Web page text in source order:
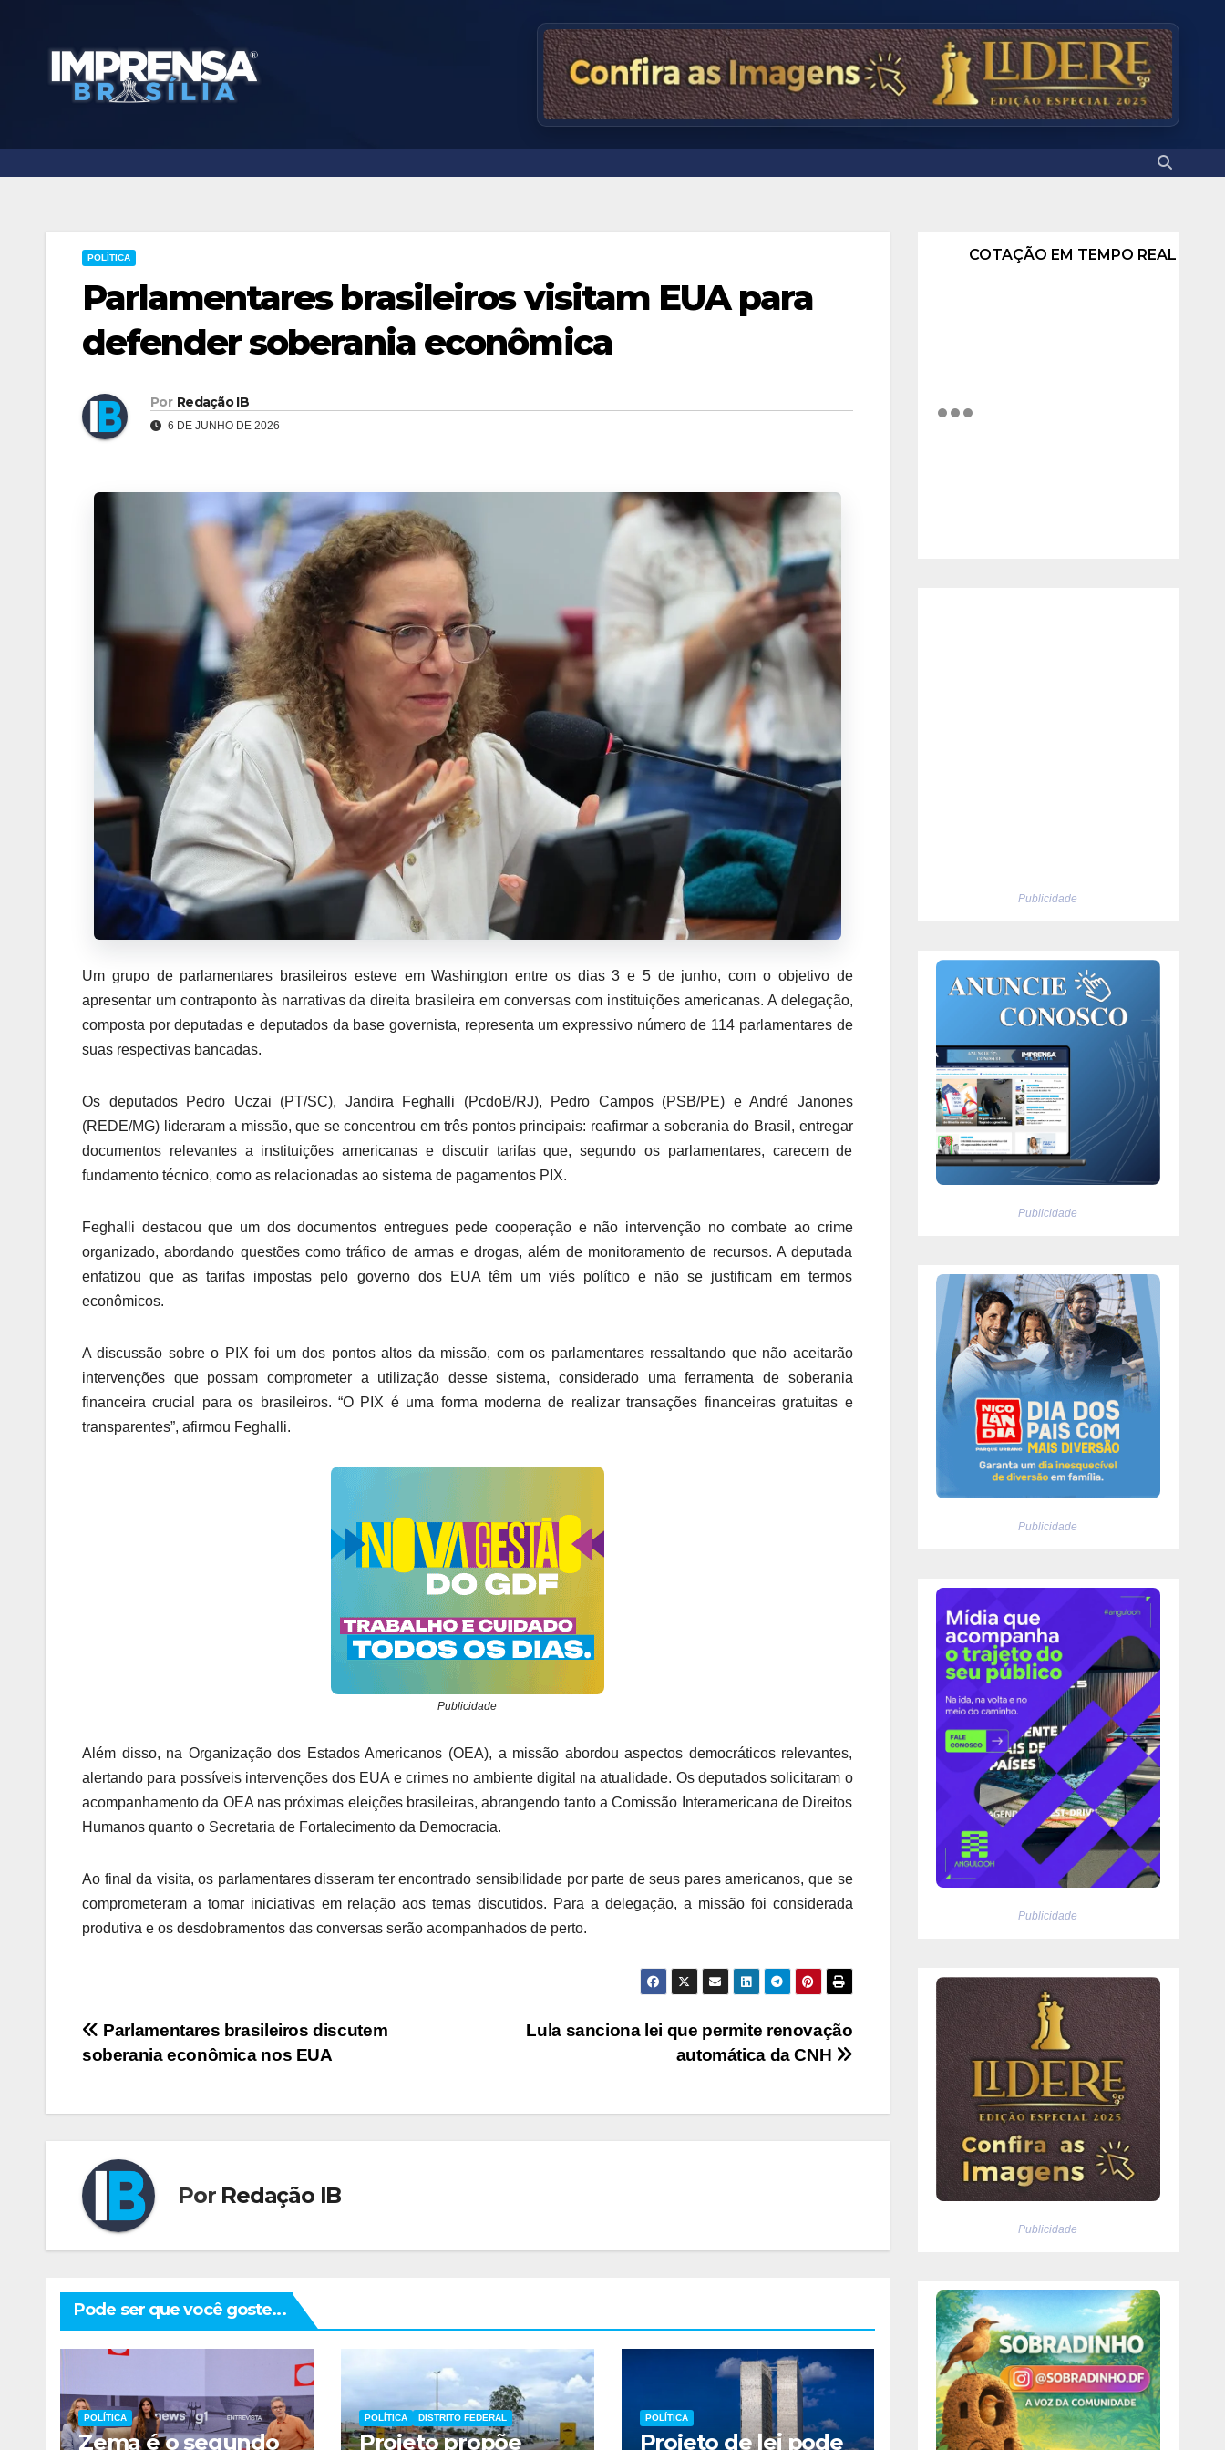
POLÍTICA
Parlamentares brasileiros visitam EUA para
defender soberania econômica
Por Redação IB
6 DE JUNHO DE 2026
Um grupo de parlamentares brasileiros esteve em Washington entre os dias 3 e 5 de junho, com o objetivo de
apresentar um contraponto às narrativas da direita brasileira em conversas com instituições americanas. A delegação,
composta por deputadas e deputados da base governista, representa um expressivo número de 114 parlamentares de
suas respectivas bancadas.
Os deputados Pedro Uczai (PT/SC), Jandira Feghalli (PcdoB/RJ), Pedro Campos (PSB/PE) e André Janones
(REDE/MG) lideraram a missão, que se concentrou em três pontos principais: reafirmar a soberania do Brasil, entregar
documentos relevantes a instituições americanas e discutir tarifas que, segundo os parlamentares, carecem de
fundamento técnico, como as relacionadas ao sistema de pagamentos PIX.
Feghalli destacou que um dos documentos entregues pede cooperação e não intervenção no combate ao crime
organizado, abordando questões como tráfico de armas e drogas, além de monitoramento de recursos. A deputada
enfatizou que as tarifas impostas pelo governo dos EUA têm um viés político e não se justificam em termos
econômicos.
A discussão sobre o PIX foi um dos pontos altos da missão, com os parlamentares ressaltando que não aceitarão
intervenções que possam comprometer a utilização desse sistema, considerado uma ferramenta de soberania
financeira crucial para os brasileiros. “O PIX é uma forma moderna de realizar transações financeiras gratuitas e
transparentes”, afirmou Feghalli.
Publicidade
Além disso, na Organização dos Estados Americanos (OEA), a missão abordou aspectos democráticos relevantes,
alertando para possíveis intervenções dos EUA e crimes no ambiente digital na atualidade. Os deputados solicitaram o
acompanhamento da OEA nas próximas eleições brasileiras, abrangendo tanto a Comissão Interamericana de Direitos
Humanos quanto o Secretaria de Fortalecimento da Democracia.
Ao final da visita, os parlamentares disseram ter encontrado sensibilidade por parte de seus pares americanos, que se
comprometeram a tomar iniciativas em relação aos temas discutidos. Para a delegação, a missão foi considerada
produtiva e os desdobramentos das conversas serão acompanhados de perto.
Navegação
Post
Lula sanciona lei que permite renovação
automática da CNH
Parlamentares brasileiros discutem
soberania econômica nos EUA
Por Redação IB
Pode ser que você goste...
POLÍTICA
Zema é o segundo
POLÍTICA DISTRITO FEDERAL
Projeto propõe
POLÍTICA
Projeto de lei pode
COTAÇÃO EM TEMPO REAL
Publicidade
Publicidade
Publicidade
Publicidade
Publicidade